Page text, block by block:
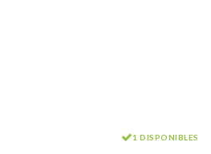
1 DISPONIBLES